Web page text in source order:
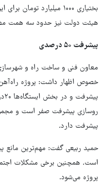
بختیاری ۱۰۰۰ میلیارد
هیئت دولت نیز حدود سه همت
پیشرفت ۵۰ درصدی
معاون فنی و ساخت راه و
پیشرفت دارد.
حمید ربیعی گفت: مهم‌ترین مانع
است. همچنین برخی مشکلات
پروژه می‌شود.